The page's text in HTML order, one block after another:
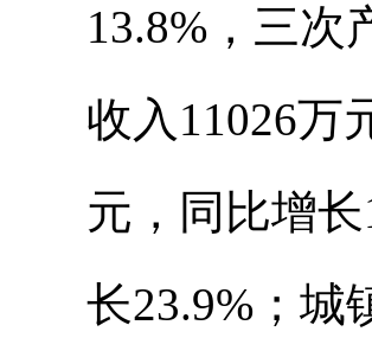
13.8%，三次
收入11026万
元，同比增
长23.9%；城